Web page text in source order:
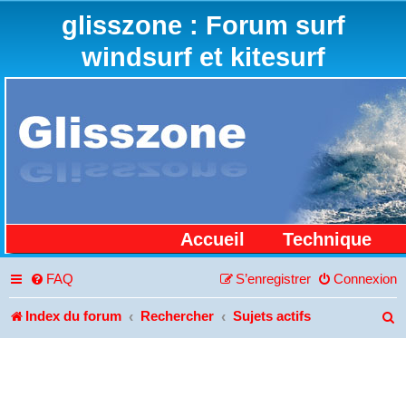
glisszone : Forum surf
windsurf et kitesurf
Accueil Technique
FAQ Connexion
S’enregistrer
Index du forum Rechercher Sujets actifs